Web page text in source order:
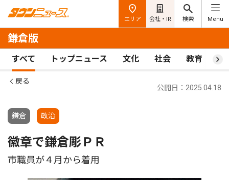
エリア 会社・IR 検索 Menu
鎌倉版
すべて トップニュース 文化 社会 教育 ス
戻る
鎌倉 政治
公開日：2025.04.18
徽章で鎌倉彫ＰＲ
市職員が４月から着用